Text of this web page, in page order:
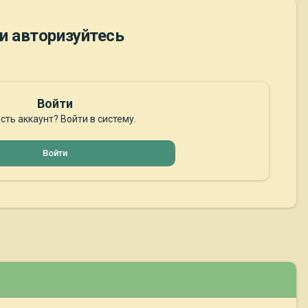
авторизуйтесь
Войти
аккаунт? Войти в систему.
Войти